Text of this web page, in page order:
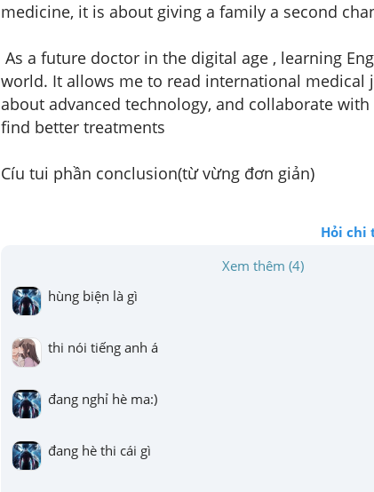
medicine, it is about giving a family a second
As a future doctor in the digital age , learning
world. It allows me to read international medical
about advanced technology, and collaborate with
find better treatments
Cíu tui phần conclusion(từ vừng đơn giản)
Hỏi chi
Xem thêm (4)
hùng biện là gì
thi nói tiếng anh á
đang nghỉ hè ma:)
đang hè thi cái gì